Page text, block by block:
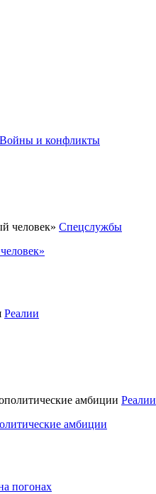
Войны и конфликты
Спецслужбы
Реалии
Реалии
амбиции
погонах